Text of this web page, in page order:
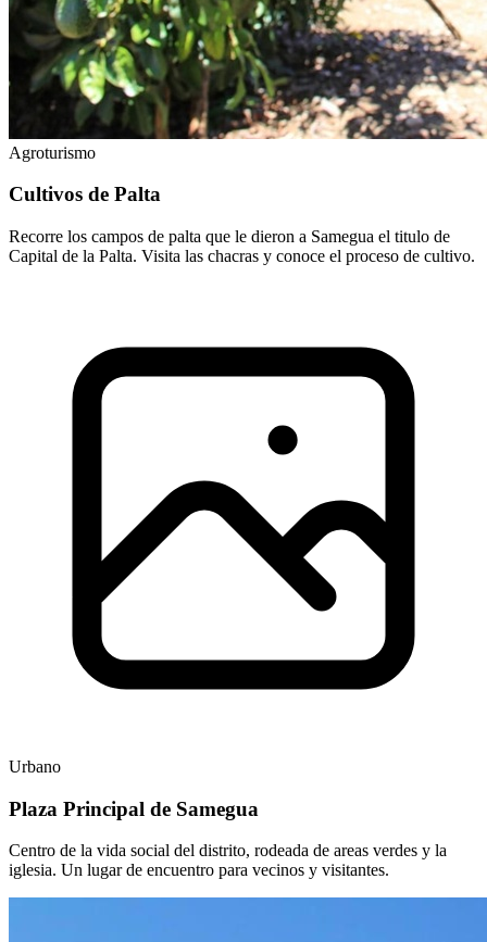
Agroturismo
Cultivos de Palta
Recorre los campos de palta que le dieron a Samegua el titulo de
Capital de la Palta. Visita las chacras y conoce el proceso de cultivo.
Urbano
Plaza Principal de Samegua
Centro de la vida social del distrito, rodeada de areas verdes y la
iglesia. Un lugar de encuentro para vecinos y visitantes.